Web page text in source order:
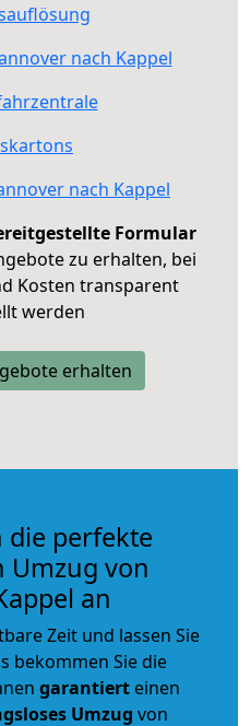
nach Kappel
nach Kappel
Formular
zu erhalten, bei
Kosten transparent
werden
erhalten
perfekte
Umzug von
an
Zeit und lassen Sie
bekommen Sie die
garantiert einen
Umzug von